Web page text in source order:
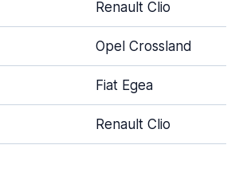
Renault Clio
Opel Crossland
Fiat Egea
Renault Clio